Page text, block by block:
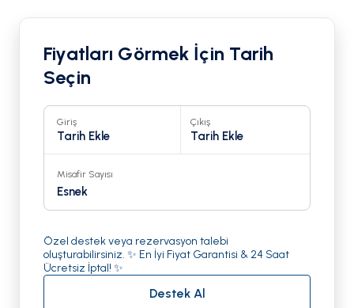
Fiyatları Görmek İçin Tarih
Seçin
Giriş
Tarih Ekle
Çıkış
Tarih Ekle
Misafir Sayısı
Esnek
Özel destek veya rezervasyon talebi
oluşturabilirsiniz. ✨ En İyi Fiyat Garantisi & 24 Saat
Ücretsiz İptal! ✨
Destek Al